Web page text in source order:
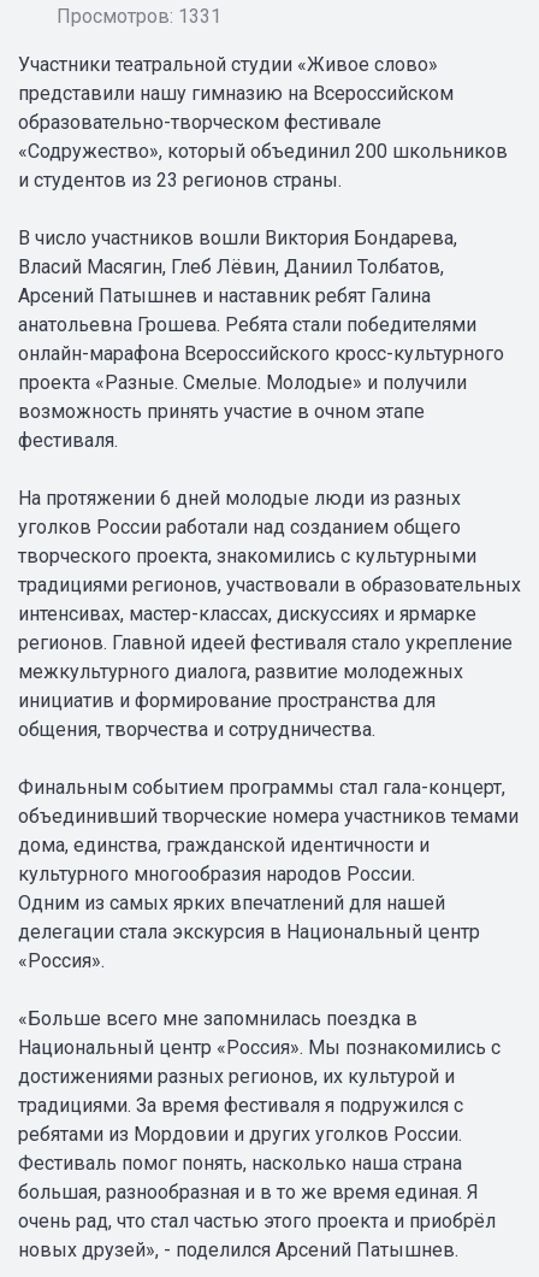
Просмотров: 1331
Участники театральной студии «Живое слово»
представили нашу гимназию на Всероссийском
образовательно-творческом фестивале
«Содружество», который объединил 200 школьников
и студентов из 23 регионов страны.
В число участников вошли Виктория Бондарева,
Власий Масягин, Глеб Лёвин, Даниил Толбатов,
Арсений Патышнев и наставник ребят Галина
анатольевна Грошева. Ребята стали победителями
онлайн-марафона Всероссийского кросс-культурного
проекта «Разные. Смелые. Молодые» и получили
возможность принять участие в очном этапе
фестиваля.
На протяжении 6 дней молодые люди из разных
уголков России работали над созданием общего
творческого проекта, знакомились с культурными
традициями регионов, участвовали в образовательных
интенсивах, мастер-классах, дискуссиях и ярмарке
регионов. Главной идеей фестиваля стало укрепление
межкультурного диалога, развитие молодежных
инициатив и формирование пространства для
общения, творчества и сотрудничества.
Финальным событием программы стал гала-концерт,
объединивший творческие номера участников темами
дома, единства, гражданской идентичности и
культурного многообразия народов России.
Одним из самых ярких впечатлений для нашей
делегации стала экскурсия в Национальный центр
«Россия».
«Больше всего мне запомнилась поездка в
Национальный центр «Россия». Мы познакомились с
достижениями разных регионов, их культурой и
традициями. За время фестиваля я подружился с
ребятами из Мордовии и других уголков России.
Фестиваль помог понять, насколько наша страна
большая, разнообразная и в то же время единая. Я
очень рад, что стал частью этого проекта и приобрёл
новых друзей», - поделился Арсений Патышнев.